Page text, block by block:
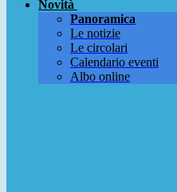
Novità
Panoramica
Le notizie
Le circolari
Calendario eventi
Albo online